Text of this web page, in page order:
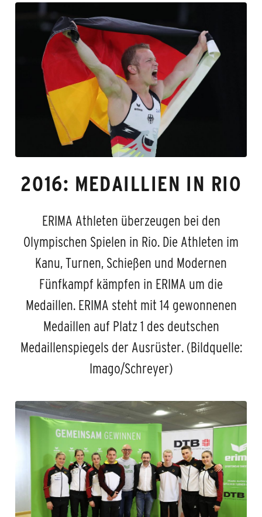
2016: MEDAILLIEN IN RIO
ERIMA Athleten überzeugen bei den
Olympischen Spielen in Rio. Die Athleten im
Kanu, Turnen, Schießen und Modernen
Fünfkampf kämpfen in ERIMA um die
Medaillen. ERIMA steht mit 14 gewonnenen
Medaillen auf Platz 1 des deutschen
Medaillenspiegels der Ausrüster. (Bildquelle:
Imago/Schreyer)